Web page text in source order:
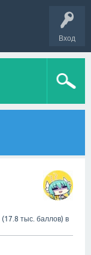
Вход
(17.8 тыс. баллов) в